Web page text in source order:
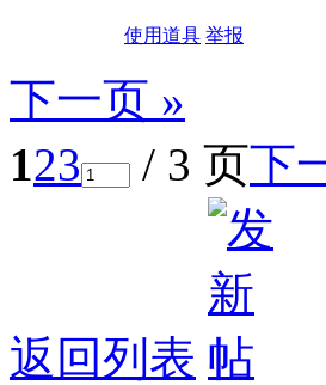
使用道具 举报
下一页 »
123 / 3 页下
返回列表